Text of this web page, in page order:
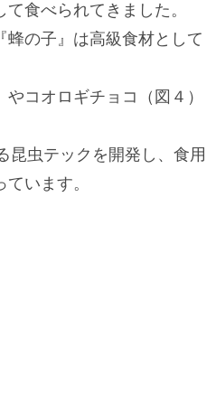
食べられてきました。
の子』は高級食材として
コオロギチョコ（図４）
虫テックを開発し、食用
います。